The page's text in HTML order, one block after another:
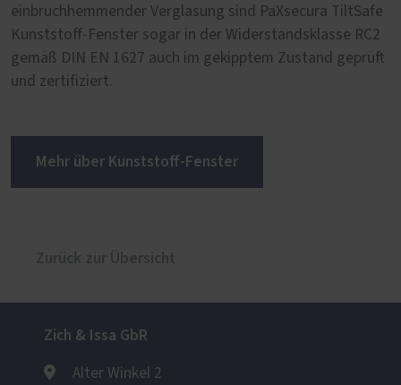
einbruchhemmender Verglasung sind PaXsecura TiltSafe
Kunststoff-Fenster sogar in der Widerstandsklasse RC2
gemäß DIN EN 1627 auch im gekipptem Zustand geprüft
und zertifiziert.
Mehr über Kunststoff-Fenster
Zich & Issa GbR
Alter Winkel 2